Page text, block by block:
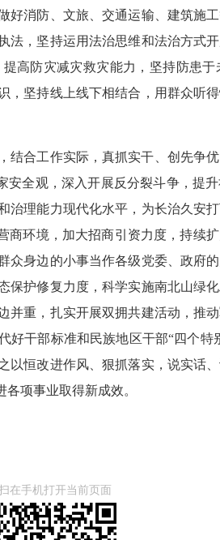
消防、文旅、交通运输、建筑施
，坚持运用法治思维和法治方式
高防灾减灾救灾能力，坚持防患
坚持线上线下相结合，用群众听
合工作实际，真抓实干、创先争
全观，深入开展反分裂斗争，提
理能力现代化水平，为长治久安
环境，加大招商引资力度，持续
身边的小事当作各级党委、政府
护修复力度，科学实施南北山绿
重，扎实开展双拥共建活动，推
干部标准和民族地区干部“四个
恒改进作风、狠抓落实，说实话
项事业取得新成效。
在手机打开当前页面